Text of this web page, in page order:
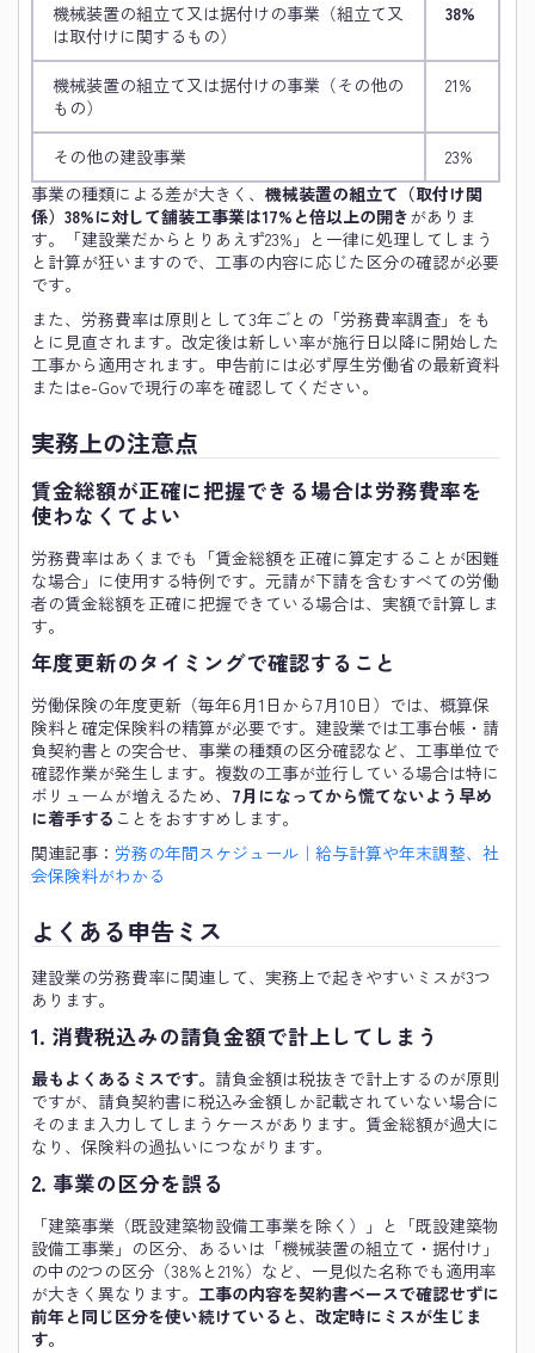
機械装置の組立て又は据付けの事業（組立て又
は取付けに関するもの）
38%
機械装置の組立て又は据付けの事業（その他の
もの）
21%
その他の建設事業
23%
事業の種類による差が大きく、 機械装置の組立て（取付け関
係）38%に対して舗装工事業は17%と倍以上の開きがありま
す。「建設業だからとりあえず23%」と一律に処理してしまう
と計算が狂いますので、工事の内容に応じた区分の確認が必要
です。
また、労務費率は原則として3年ごとの「労務費率調査」をも
とに見直されます。改定後は新しい率が施行日以降に開始した
工事から適用されます。申告前には必ず厚生労働省の最新資料
またはe-Govで現行の率を確認してください。
実務上の注意点
賃金総額が正確に把握できる場合は労務費率を
使わなくてよい
労務費率はあくまでも「賃金総額を正確に算定することが困難
な場合」に使用する特例です。元請が下請を含むすべての労働
者の賃金総額を正確に把握できている場合は、実額で計算しま
す。
年度更新のタイミングで確認すること
労働保険の年度更新（毎年6月1日から7月10日）では、概算保
険料と確定保険料の精算が必要です。建設業では工事台帳・請
負契約書との突合せ、事業の種類の区分確認など、工事単位で
確認作業が発生します。複数の工事が並行している場合は特に
ボリュームが増えるため、 7月になってから慌てないよう早め
に着手する ことをおすすめします。
関連記事： 労務の年間スケジュール｜給与計算や年末調整、社
会保険料がわかる
よくある申告ミス
建設業の労務費率に関連して、実務上で起きやすいミスが3つ
あります。
1. 消費税込みの請負金額で計上してしまう
最もよくあるミスです。 請負金額は税抜きで計上するのが原則
ですが、請負契約書に税込み金額しか記載されていない場合に
そのまま入力してしまうケースがあります。賃金総額が過大に
なり、保険料の過払いにつながります。
2. 事業の区分を誤る
「建築事業（既設建築物設備工事業を除く）」と「既設建築物
設備工事業」の区分、あるいは「機械装置の組立て・据付け」
の中の2つの区分（38%と21%）など、一見似た名称でも適用率
が大きく異なります。 工事の内容を契約書ベースで確認せずに
前年と同じ区分を使い続けていると、改定時にミスが生じま
す。